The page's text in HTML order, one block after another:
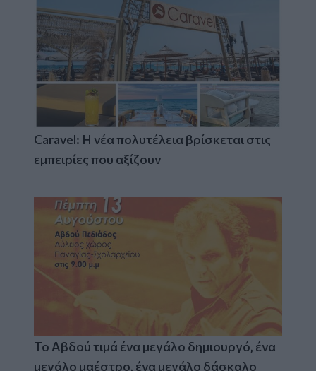
Caravel: Η νέα πολυτέλεια βρίσκεται στις
εμπειρίες που αξίζουν
Το Αβδού τιμά ένα μεγάλο δημιουργό, ένα
μεγάλο μαέστρο, ένα μεγάλο δάσκαλο